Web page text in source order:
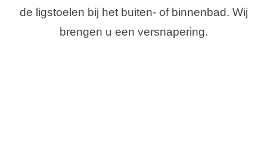
de ligstoelen bij het buiten- of binnenbad. Wij
brengen u een versnapering.